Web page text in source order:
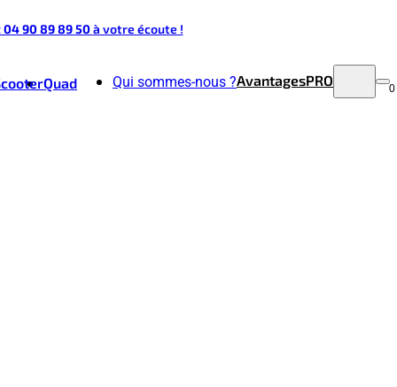
90 89 89 50à votre écoute !
Quad Qui sommes-nous ?AvantagesPRO 0